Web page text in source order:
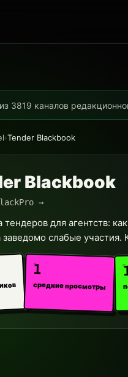
3819 каналов
›Tender Blackbook
Blackbook
→
тендеров для агентств:
заведомо слабые участия.
1
средние просмотры